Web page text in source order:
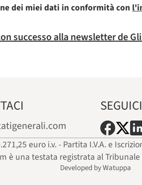
dei miei dati in conformità con
successo alla newsletter de
euro i.v. - Partita I.V.A. e
è una testata registrata al
Developed by Watuppa